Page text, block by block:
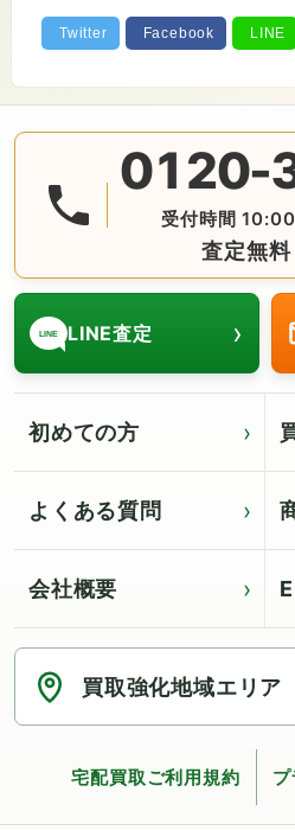
0120-
受付時間
査定無
無料の電話査定・見積もり
LINE LINE査定 ›
初めての方
よくある質問
会社概要
買取強化地域エリア
宅配買取ご利用規約